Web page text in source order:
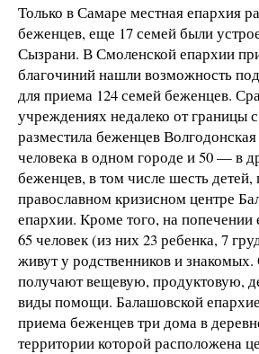
Только в Самаре местная епархия
беженцев, еще 17 семей были
Сызрани. В Смоленской епархии
благочиний нашли возможность
для приема 124 семей беженцев.
учреждениях недалеко от границы
разместила беженцев
человека в одном городе и 50 — в
беженцев, в том числе шесть
православном кризисном центре
епархии. Кроме того, на попечении
65 человек (из них 23 ребенка, 7
живут у родственников и
получают вещевую, продуктовую,
виды помощи. Балашовской
приема беженцев три дома в
территории которой расположена